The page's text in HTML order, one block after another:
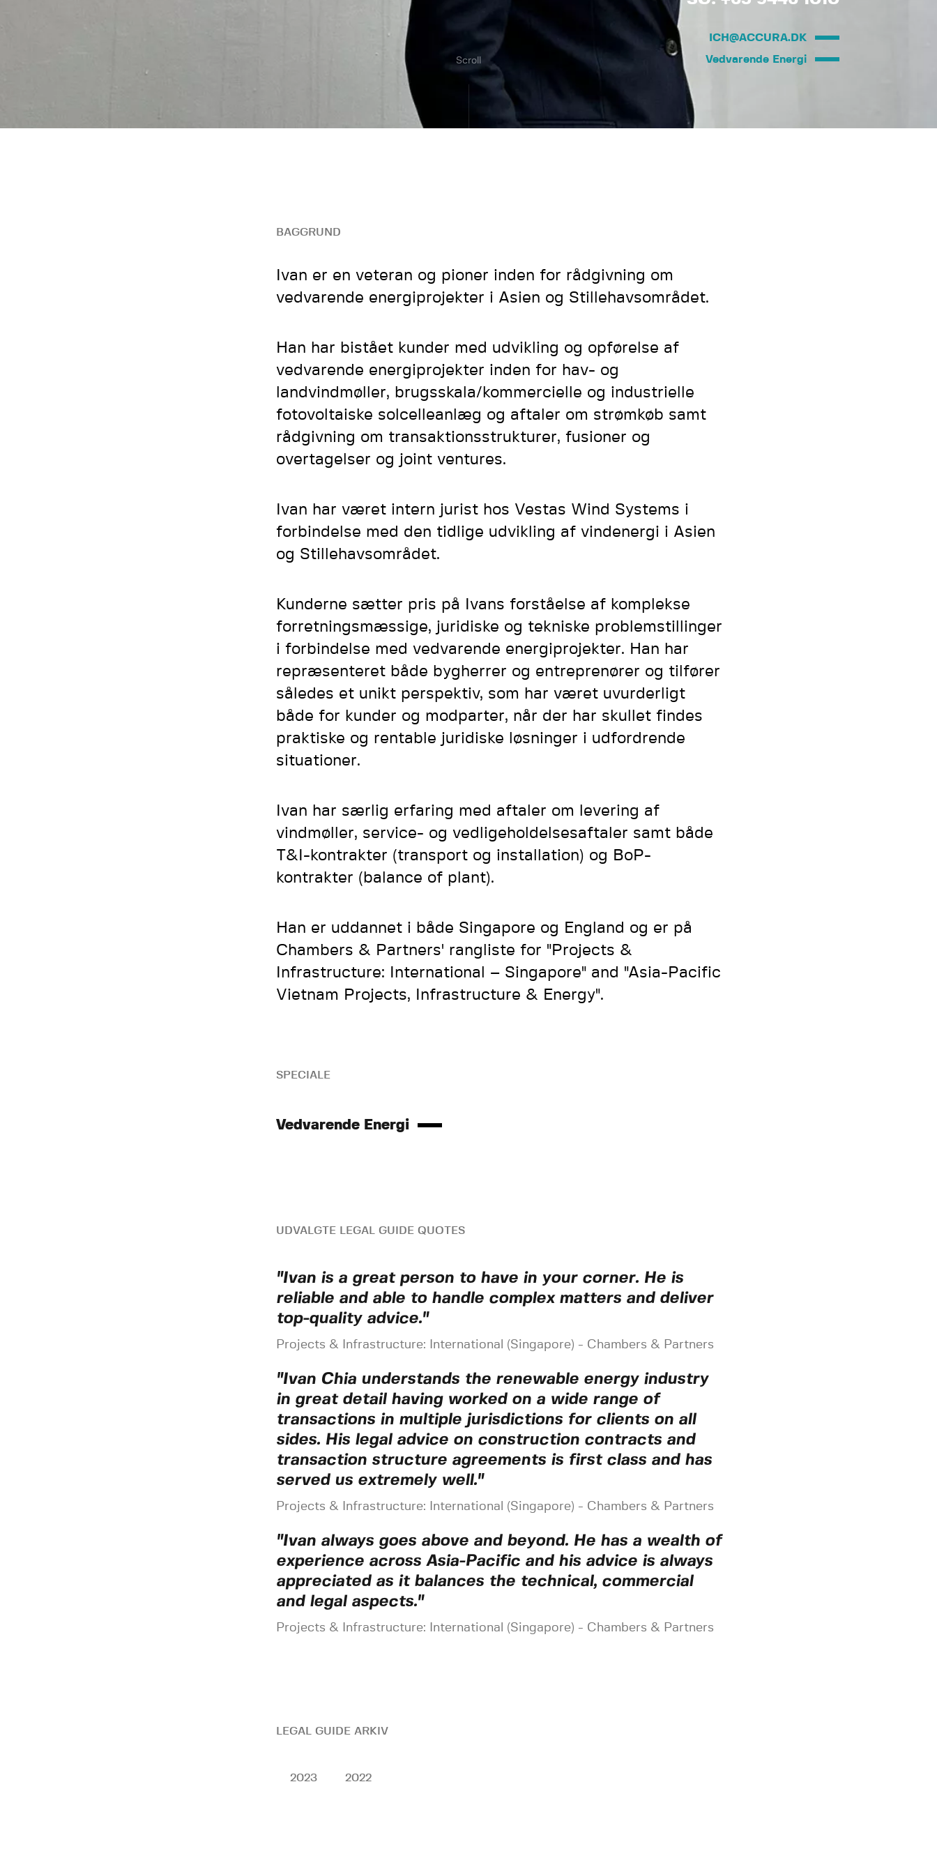
ICH@ACCURA.DK
Vedvarende Energi
Scroll
BAGGRUND
Ivan er en veteran og pioner inden for rådgivning om
vedvarende energiprojekter i Asien og Stillehavsområdet.
Han har bistået kunder med udvikling og opførelse af
vedvarende energiprojekter inden for hav- og
landvindmøller, brugsskala/kommercielle og industrielle
fotovoltaiske solcelleanlæg og aftaler om strømkøb samt
rådgivning om transaktionsstrukturer, fusioner og
overtagelser og joint ventures.
Ivan har været intern jurist hos Vestas Wind Systems i
forbindelse med den tidlige udvikling af vindenergi i Asien
og Stillehavsområdet.
Kunderne sætter pris på Ivans forståelse af komplekse
forretningsmæssige, juridiske og tekniske problemstillinger
i forbindelse med vedvarende energiprojekter. Han har
repræsenteret både bygherrer og entreprenører og tilfører
således et unikt perspektiv, som har været uvurderligt
både for kunder og modparter, når der har skullet findes
praktiske og rentable juridiske løsninger i udfordrende
situationer.
Ivan har særlig erfaring med aftaler om levering af
vindmøller, service- og vedligeholdelsesaftaler samt både
T&I-kontrakter (transport og installation) og BoP-
kontrakter (balance of plant).
Han er uddannet i både Singapore og England og er på
Chambers & Partners' rangliste for "Projects &
Infrastructure: International – Singapore" and "Asia-Pacific
Vietnam Projects, Infrastructure & Energy".
SPECIALE
Vedvarende Energi
UDVALGTE LEGAL GUIDE QUOTES
"Ivan is a great person to have in your corner. He is
reliable and able to handle complex matters and deliver
top-quality advice."
Projects & Infrastructure: International (Singapore) - Chambers & Partners
"Ivan Chia understands the renewable energy industry
in great detail having worked on a wide range of
transactions in multiple jurisdictions for clients on all
sides. His legal advice on construction contracts and
transaction structure agreements is first class and has
served us extremely well."
Projects & Infrastructure: International (Singapore) - Chambers & Partners
"Ivan always goes above and beyond. He has a wealth of
experience across Asia-Pacific and his advice is always
appreciated as it balances the technical, commercial
and legal aspects."
Projects & Infrastructure: International (Singapore) - Chambers & Partners
LEGAL GUIDE ARKIV
2023 2022